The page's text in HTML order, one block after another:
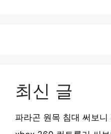
최신 글
파라곤 원목 침대 써보